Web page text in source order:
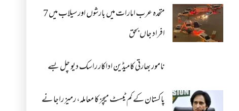
متحدہ عرب امارات میں بارشوں اور سیلاب میں 7
افراد جاں بحق
نامور بھارتی کامیڈین اداکار راسک دیو چل بسے
پاکستان کے کم ٹیسٹ میچز کا معاملہ، رمیز راجا نے